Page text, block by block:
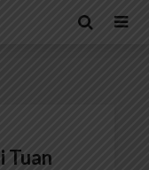
Tuan